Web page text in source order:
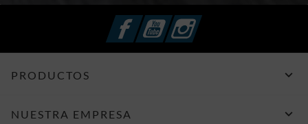
FacebookYouTubeInstagram
PRODUCTOS 
NUESTRA EMPRESA 